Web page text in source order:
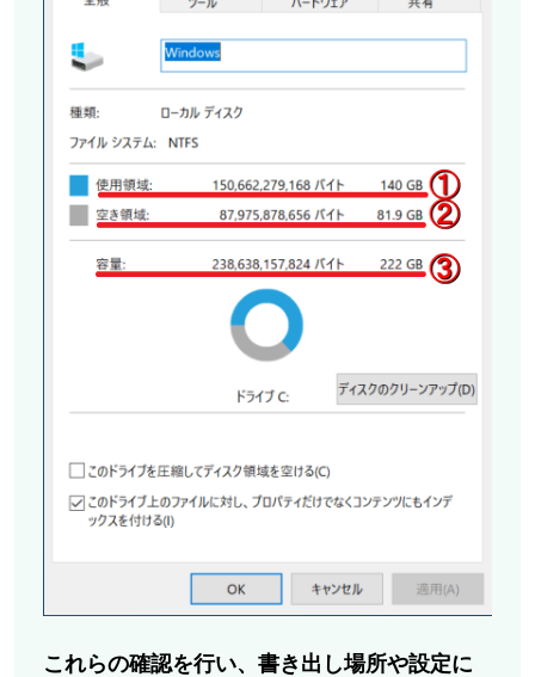
これらの確認を行い、書き出し場所や設定に